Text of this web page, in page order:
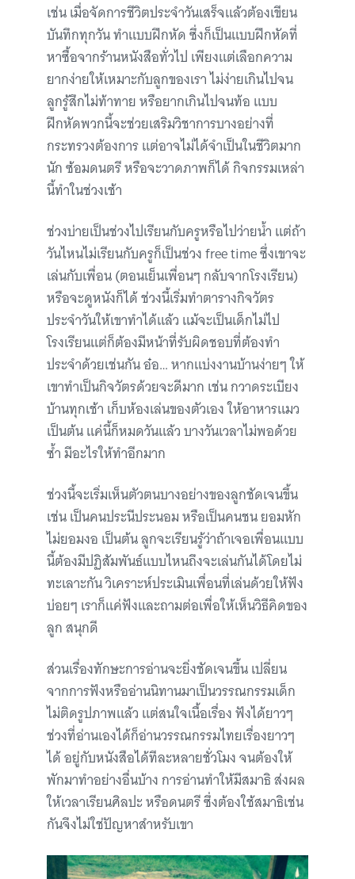
เช่น เมื่อจัดการชีวิตประจำวันเสร็จแล้วต้องเขียน
บันทึกทุกวัน ทำแบบฝึกหัด ซึ่งก็เป็นแบบฝึกหัดที่
หาซื้อจากร้านหนังสือทั่วไป เพียงแต่เลือกความ
ยากง่ายให้เหมาะกับลูกของเรา ไม่ง่ายเกินไปจน
ลูกรู้สึกไม่ท้าทาย หรือยากเกินไปจนท้อ แบบ
ฝึกหัดพวกนี้จะช่วยเสริมวิชาการบางอย่างที่
กระทรวงต้องการ แต่อาจไม่ได้จำเป็นในชีวิตมาก
นัก ซ้อมดนตรี หรือจะวาดภาพก็ได้ กิจกรรมเหล่า
นี้ทำในช่วงเช้า
ช่วงบ่ายเป็นช่วงไปเรียนกับครูหรือไปว่ายน้ำ แต่ถ้า
วันไหนไม่เรียนกับครูก็เป็นช่วง free time ซึ่งเขาจะ
เล่นกับเพื่อน (ตอนเย็นเพื่อนๆ กลับจากโรงเรียน)
หรือจะดูหนังก็ได้ ช่วงนี้เริ่มทำตารางกิจวัตร
ประจำวันให้เขาทำได้แล้ว แม้จะเป็นเด็กไม่ไป
โรงเรียนแต่ก็ต้องมีหน้าที่รับผิดชอบที่ต้องทำ
ประจำด้วยเช่นกัน อ๋อ… หากแบ่งงานบ้านง่ายๆ ให้
เขาทำเป็นกิจวัตรด้วยจะดีมาก เช่น กวาดระเบียง
บ้านทุกเช้า เก็บห้องเล่นของตัวเอง ให้อาหารแมว
เป็นต้น แค่นี้ก็หมดวันแล้ว บางวันเวลาไม่พอด้วย
ซ้ำ มีอะไรให้ทำอีกมาก
ช่วงนี้จะเริ่มเห็นตัวตนบางอย่างของลูกชัดเจนขึ้น
เช่น เป็นคนประนีประนอม หรือเป็นคนชน ยอมหัก
ไม่ยอมงอ เป็นต้น ลูกจะเรียนรู้ว่าถ้าเจอเพื่อนแบบ
นี้ต้องมีปฏิสัมพันธ์แบบไหนถึงจะเล่นกันได้โดยไม่
ทะเลาะกัน วิเคราะห์ประเมินเพื่อนที่เล่นด้วยให้ฟัง
บ่อยๆ เราก็แค่ฟังและถามต่อเพื่อให้เห็นวิธีคิดของ
ลูก สนุกดี
ส่วนเรื่องทักษะการอ่านจะยิ่งชัดเจนขึ้น เปลี่ยน
จากการฟังหรืออ่านนิทานมาเป็นวรรณกรรมเด็ก
ไม่ติดรูปภาพแล้ว แต่สนใจเนื้อเรื่อง ฟังได้ยาวๆ
ช่วงที่อ่านเองได้ก็อ่านวรรณกรรมไทยเรื่องยาวๆ
ได้ อยู่กับหนังสือได้ทีละหลายชั่วโมง จนต้องให้
พักมาทำอย่างอื่นบ้าง การอ่านทำให้มีสมาธิ ส่งผล
ให้เวลาเรียนศิลปะ หรือดนตรี ซึ่งต้องใช้สมาธิเช่น
กันจึงไม่ใช่ปัญหาสำหรับเขา